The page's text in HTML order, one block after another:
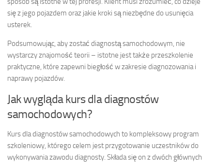
się z jego pojazdem oraz jakie kroki są niezbędne do usunięcia
usterek.
Podsumowując, aby zostać diagnostą samochodowym, nie
wystarczy znajomość teorii – istotne jest także przeszkolenie
praktyczne, które zapewni biegłość w zakresie diagnozowania i
naprawy pojazdów.
Jak wygląda kurs dla diagnostów
samochodowych?
Kurs dla diagnostów samochodowych to kompleksowy program
szkoleniowy, którego celem jest przygotowanie uczestników do
wykonywania zawodu diagnosty. Składa się on z dwóch głównych